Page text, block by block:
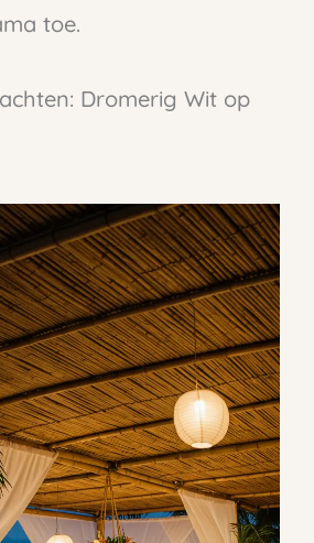
toe.
Dromerig Wit op